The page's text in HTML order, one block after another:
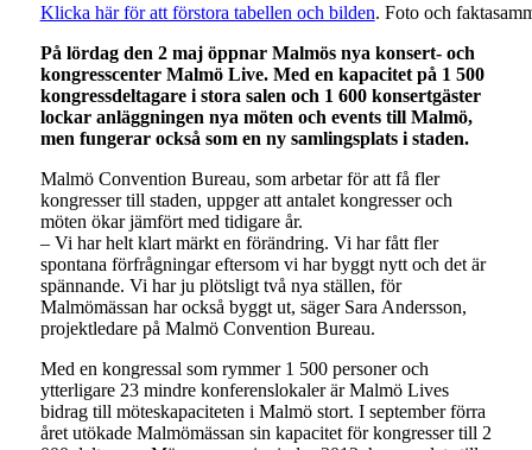
Klicka här för att förstora tabellen och bilden. Foto och
På lördag den 2 maj öppnar Malmös nya konsert- och
kongresscenter Malmö Live. Med en kapacitet på 1 500
kongressdeltagare i stora salen och 1 600 konsertgäster
lockar anläggningen nya möten och events till Malmö,
men fungerar också som en ny samlingsplats i staden.
Malmö Convention Bureau, som arbetar för att få fler
kongresser till staden, uppger att antalet kongresser och
möten ökar jämfört med tidigare år.
– Vi har helt klart märkt en förändring. Vi har fått fler
spontana förfrågningar eftersom vi har byggt nytt och det är
spännande. Vi har ju plötsligt två nya ställen, för
Malmömässan har också byggt ut, säger Sara Andersson,
projektledare på Malmö Convention Bureau.
Med en kongressal som rymmer 1 500 personer och
ytterligare 23 mindre konferenslokaler är Malmö Lives
bidrag till möteskapaciteten i Malmö stort. I september förra
året utökade Malmömässan sin kapacitet för kongresser till 2